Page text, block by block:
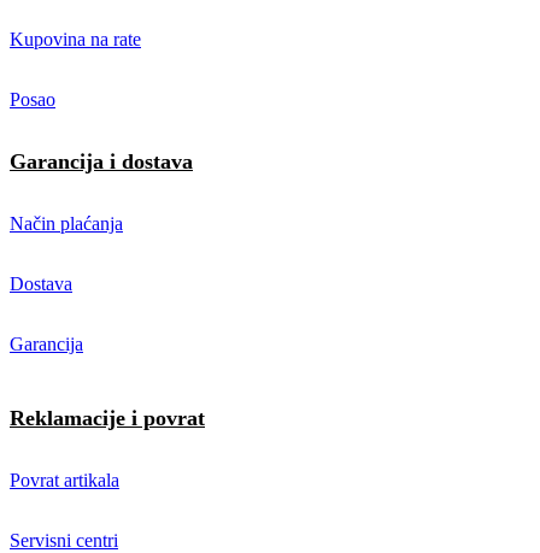
Kupovina na rate
Posao
Garancija i dostava
Način plaćanja
Dostava
Garancija
Reklamacije i povrat
Povrat artikala
Servisni centri